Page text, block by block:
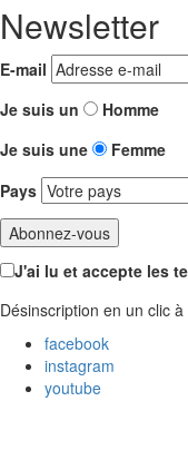
Newsletter
E-mail
Je suis un
Homme
Je suis une
Femme
Pays
J'ai lu et accepte les
Désinscription en un clic
facebook
instagram
youtube